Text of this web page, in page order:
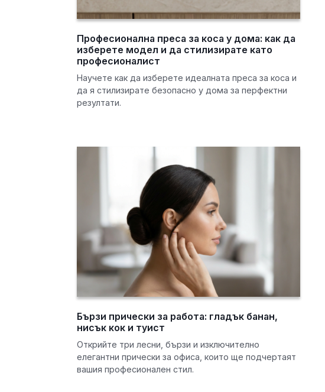
Професионална преса за коса у дома: как да
изберете модел и да стилизирате като
професионалист
Научете как да изберете идеалната преса за коса и
да я стилизирате безопасно у дома за перфектни
резултати.
Бързи прически за работа: гладък банан,
нисък кок и туист
Открийте три лесни, бързи и изключително
елегантни прически за офиса, които ще подчертаят
вашия професионален стил.